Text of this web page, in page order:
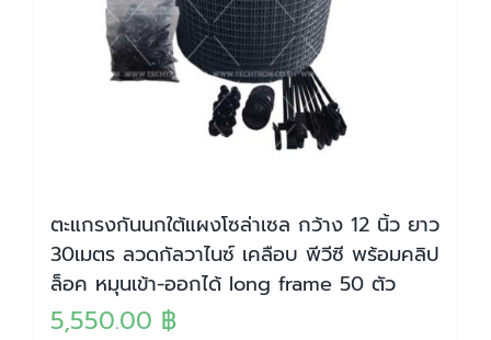
ตะแกรงกันนกใต้แผงโซล่าเซล กว้าง 12 นิ้ว ยาว
30เมตร ลวดกัลวาไนซ์ เคลือบ พีวีซี พร้อมคลิป
ล็อค หมุนเข้า-ออกได้ long frame 50 ตัว
5,550.00 ฿